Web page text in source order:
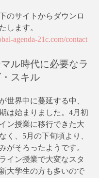
のサイトからダウンロ
します。
agenda-21c.com/contact
ル時代に必要なラ
スキル
世界中に蔓延する中、
は始まりました。4月初
ン授業に移行できた大
く、5月の下旬頃より、
がそろったようです。
イン授業で大変なスタ
大学生の方も多いので